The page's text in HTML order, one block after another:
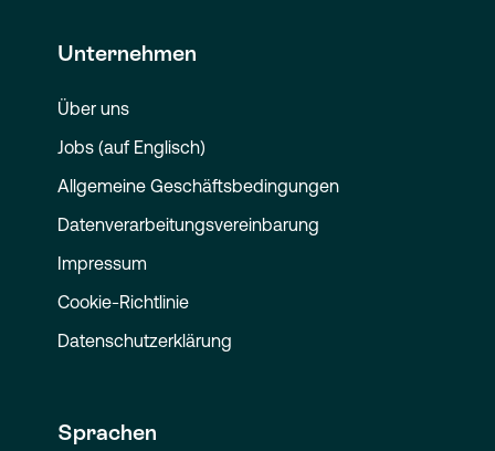
Unternehmen
Über uns
Jobs (auf Englisch)
Allgemeine Geschäftsbedingungen
Datenverarbeitungsvereinbarung
Impressum
Cookie-Richtlinie
Datenschutzerklärung
Sprachen